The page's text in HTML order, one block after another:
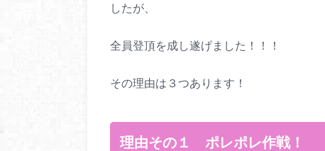
したが、
全員登頂を成し遂げました！！！
その理由は３つあります！
理由その１ ポレポレ作戦！